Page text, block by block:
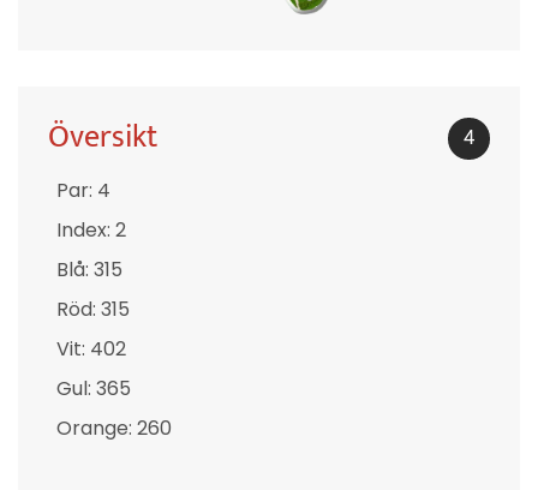
Översikt 4
Par: 4
Index: 2
Blå: 315
Röd: 315
Vit: 402
Gul: 365
Orange: 260